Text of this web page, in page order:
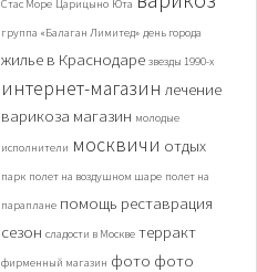
Стас Море Царицыно Юта
группа «Балаган Лимитед» день города
жилье в Краснодаре звезды 1990-х
интернет-магазин лечение
варикоза магазин молодые
исполнители москвичи отдых
парк полет на воздушном шаре полет на
параплане помощь реставрация
сезон сладости в Москве терракт
фирменный магазин фото фото